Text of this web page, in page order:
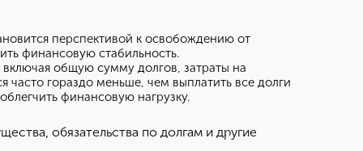
перспективой к освобождению от
финансовую стабильность.
общую сумму долгов, затраты на
гораздо меньше, чем выплатить все долги
финансовую нагрузку.
обязательства по долгам и другие